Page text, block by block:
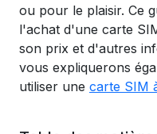
ou pour le plaisir. Ce
l'achat d'une carte
son prix et d'autres
vous expliquerons
utiliser une carte SIM